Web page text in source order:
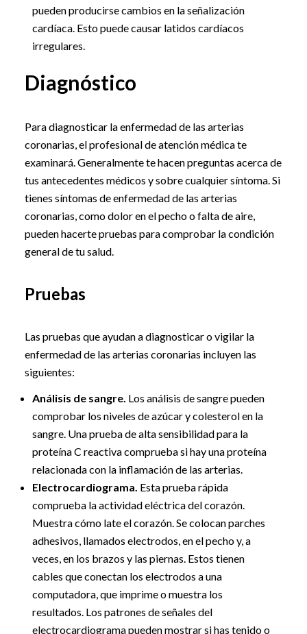
pueden producirse cambios en la señalización
cardíaca. Esto puede causar latidos cardíacos
irregulares.
Diagnóstico
Para diagnosticar la enfermedad de las arterias
coronarias, el profesional de atención médica te
examinará. Generalmente te hacen preguntas acerca de
tus antecedentes médicos y sobre cualquier síntoma. Si
tienes síntomas de enfermedad de las arterias
coronarias, como dolor en el pecho o falta de aire,
pueden hacerte pruebas para comprobar la condición
general de tu salud.
Pruebas
Las pruebas que ayudan a diagnosticar o vigilar la
enfermedad de las arterias coronarias incluyen las
siguientes:
Análisis de sangre. Los análisis de sangre pueden
comprobar los niveles de azúcar y colesterol en la
sangre. Una prueba de alta sensibilidad para la
proteína C reactiva comprueba si hay una proteína
relacionada con la inflamación de las arterias.
Electrocardiograma. Esta prueba rápida
comprueba la actividad eléctrica del corazón.
Muestra cómo late el corazón. Se colocan parches
adhesivos, llamados electrodos, en el pecho y, a
veces, en los brazos y las piernas. Estos tienen
cables que conectan los electrodos a una
computadora, que imprime o muestra los
resultados. Los patrones de señales del
electrocardiograma pueden mostrar si has tenido o